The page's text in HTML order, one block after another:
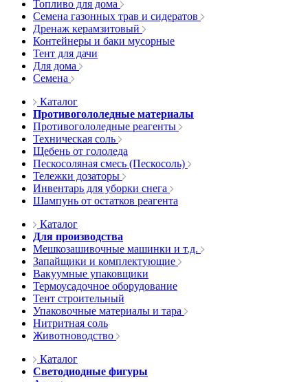
Топливо для дома
Семена газонных трав и сидератов
Дренаж керамзитовый
Контейнеры и баки мусорные
Тент для дачи
Для дома
Семена
Каталог
Противогололедные материалы
Противогололедные реагенты
Техническая соль
Щебень от гололеда
Пескосоляная смесь (Пескосоль)
Тележки дозаторы
Инвентарь для уборки снега
Шампунь от остатков реагента
Каталог
Для производства
Мешкозашивочные машинки и т.д.
Запайщики и комплектующие
Вакуумные упаковщики
Термоусадочное оборудование
Тент строительный
Упаковочные материалы и тара
Нитритная соль
Животноводство
Каталог
Светодиодные фигуры